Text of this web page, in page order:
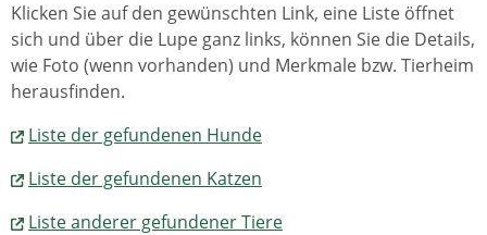
Klicken Sie auf den gewünschten Link, eine Liste öffnet
sich und über die Lupe ganz links, können Sie die Details,
wie Foto (wenn vorhanden) und Merkmale bzw. Tierheim
herausfinden.
Liste der gefundenen Hunde
Liste der gefundenen Katzen
Liste anderer gefundener Tiere